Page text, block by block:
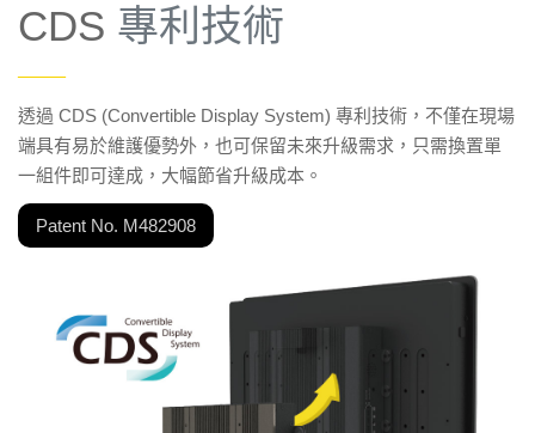
CDS 專利技術
——
透過 CDS (Convertible Display System) 專利技術，不僅在現場
端具有易於維護優勢外，也可保留未來升級需求，只需換置單
一組件即可達成，大幅節省升級成本。
Patent No. M482908